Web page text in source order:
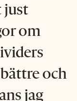
just
om
och
jag